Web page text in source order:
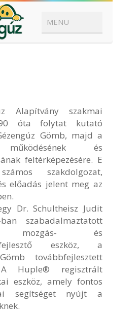
Alapítvány szakmai
óta folytat kutató
Gömb, majd a
és
feltérképezésére. E
szakdolgozat,
előadás jelent meg az
Dr. Schultheisz Judit
szabadalmaztatott
mozgás- és
eszköz, a
továbbfejlesztett
Huple® regisztrált
eszköz, amely fontos
segítséget nyújt a